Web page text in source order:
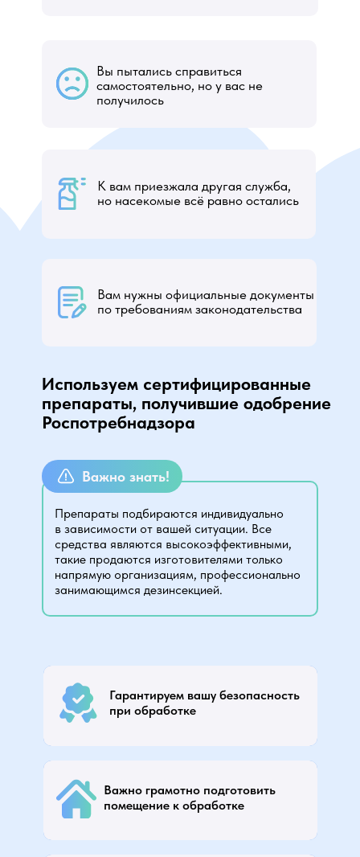
Используем сертифицированные
препараты, получившие одобрение
Роспотребнадзора
Препараты подбираются индивидуально
в зависимости от вашей ситуации. Все
средства являются высокоэффективными,
такие продаются изготовителями только
напрямую организациям, профессионально
занимающимся дезинсекцией.
Важно знать!
Вам нужны официальные документы
по требованиям законодательства
К вам приезжала другая служба,
но насекомые всё равно остались
Вы пытались справиться
самостоятельно, но у вас не
получилось
подготовить помещение (отодвинуть мебель от стен и
снять ковры; убрать в герметичные пакеты одежду,
посуду, еду; обеспечить доступ к труднодоступным
Важно грамотно подготовить
помещение к обработке
растений.
Ваша мебель не пострадает от действия препаратов.
Все препараты прошли испытания и сертификацию.
У препаратов отсутствует запах, поэтому находиться в
Гарантируем вашу безопасность
при обработке